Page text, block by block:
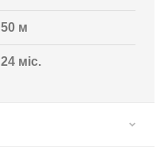
50 м
24 міс.